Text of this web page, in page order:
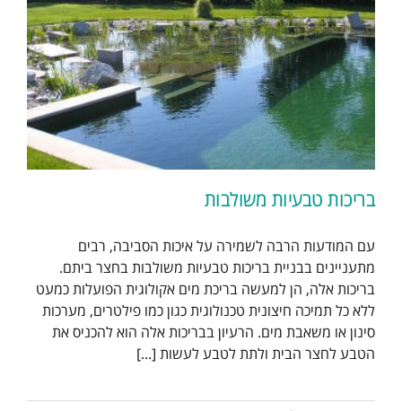
בריכות טבעיות משולבות
עם המודעות הרבה לשמירה על איכות הסביבה, רבים
מתעניינים בבניית בריכות טבעיות משולבות בחצר ביתם.
בריכות אלה, הן למעשה בריכת מים אקולוגית הפועלות כמעט
ללא כל תמיכה חיצונית טכנולוגית כגון כמו פילטרים, מערכות
סינון או משאבת מים. הרעיון בבריכות אלה הוא להכניס את
הטבע לחצר הבית ולתת לטבע לעשות [...]